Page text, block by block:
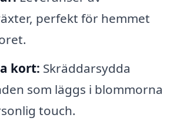
perfekt för hemmet
kort: Skräddarsydda
som läggs i blommorna
touch.